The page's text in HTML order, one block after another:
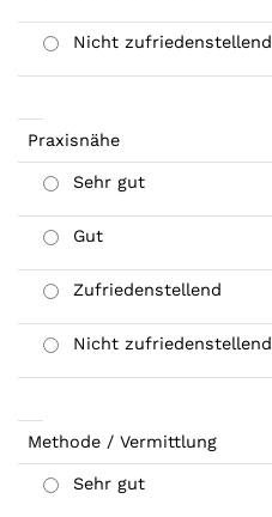
Nicht zufriedenstellend
Praxisnähe
Sehr gut
Gut
Zufriedenstellend
Nicht zufriedenstellend
Methode / Vermittlung
Sehr gut